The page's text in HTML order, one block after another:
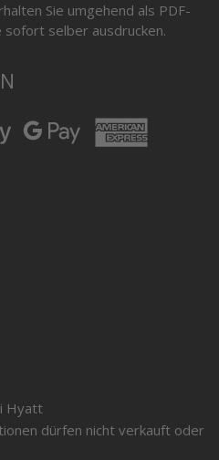
Sie umgehend als PDF-
sofort selber ausdrucken.
Hyatt
dürfen nicht verkauft oder